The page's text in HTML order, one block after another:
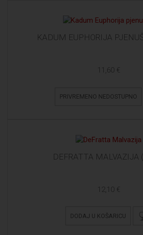
KADUM EUPHORIJA
11,60 €
PRIVREMENO NEDOSTUPNO
DEFRATTA MALVAZIJA
12,10 €
DODAJ U KOŠARICU